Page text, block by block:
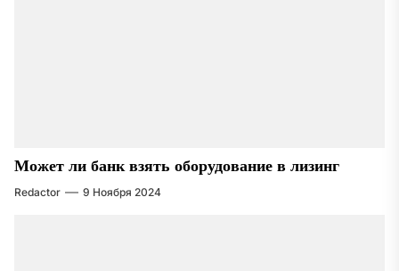
Может ли банк взять оборудование в лизинг
Redactor 9 Ноября 2024